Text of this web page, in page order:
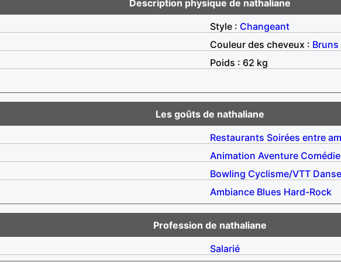
Description physique de nathaliane
Style : Changeant
Couleur des cheveux : Bruns
Poids : 62 kg
Les goûts de nathaliane
Restaurants Soirées entre
Animation Aventure Comédie
Bowling Cyclisme/VTT Danse
Ambiance Blues Hard-Rock
Profession de nathaliane
Salarié